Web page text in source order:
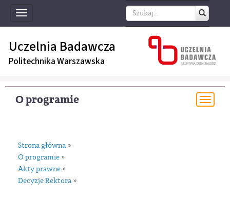
Toggle
navigation
Uczelnia Badawcza
Politechnika Warszawska
O programie
Strona główna »
O programie »
Akty prawne »
Decyzje Rektora »